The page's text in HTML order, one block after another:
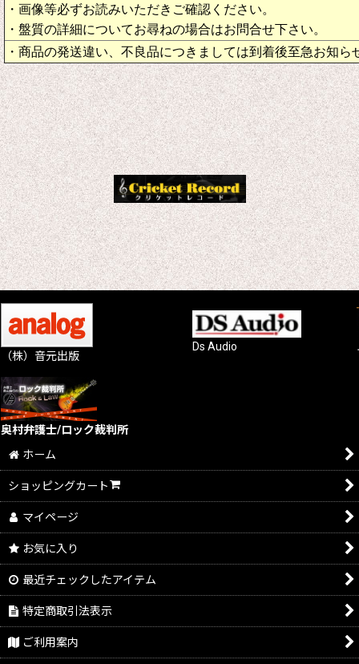
・画像等必ずお読みいただきご確認ください。
・盤質の詳細についてお尋ねの場合はお問合せ下さい。
・商品の発送違い、不良品につきましては到着後至急お知ら
（株）音元出版
Ds Audio
奥村弁護士/ロック裁判所
ホーム
ショッピングカート
マイページ
お気に入り
最近チェックしたアイテム
特定商取引法表示
ご利用案内